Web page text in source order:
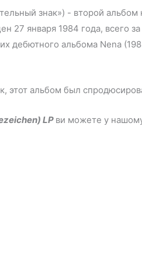
знак») - второй
27 января 1984 года, всего
дебютного альбома Nena
этот альбом был
LP ви можете у